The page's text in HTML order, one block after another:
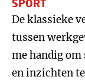
SPORT
De klassieke
tussen
me handig
en inzichten